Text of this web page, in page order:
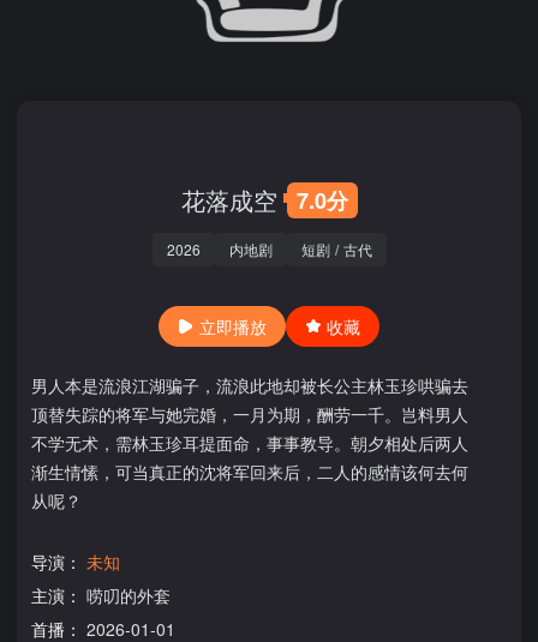
花落成空 7.0分
2026 内地剧 短剧 / 古代
立即播放 收藏
男人本是流浪江湖骗子，流浪此地却被长公主林玉珍哄骗去
顶替失踪的将军与她完婚，一月为期，酬劳一千。岂料男人
不学无术，需林玉珍耳提面命，事事教导。朝夕相处后两人
渐生情愫，可当真正的沈将军回来后，二人的感情该何去何
从呢？
导演： 未知
主演： 唠叨的外套
首播： 2026-01-01